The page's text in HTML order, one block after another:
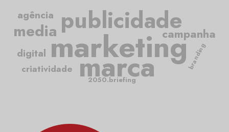
marketing
publicidade
marca
criatividade
campanha
media
agência
digital
2050.briefing
branding